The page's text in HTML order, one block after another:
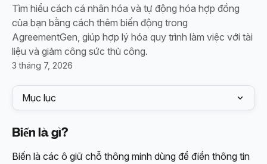
Tìm hiểu cách cá nhân hóa và tự động hóa hợp đồng
của bạn bằng cách thêm biến động trong
AgreementGen, giúp hợp lý hóa quy trình làm việc với tài
liệu và giảm công sức thủ công.
3 tháng 7, 2026
Mục lục
Biến là gì?
Biến là các ô giữ chỗ thông minh dùng để điền thông tin